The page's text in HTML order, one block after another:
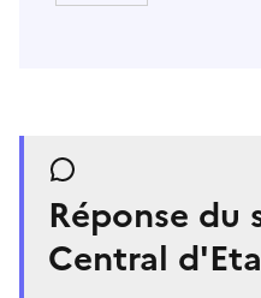
Réponse du
Central